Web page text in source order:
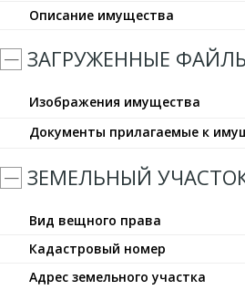
Описание имущества
ЗАГРУЖЕННЫЕ
Изображения имущества
Документы прилагаемые к
ЗЕМЕЛЬНЫЙ
Вид вещного права
Кадастровый номер
Адрес земельного участка